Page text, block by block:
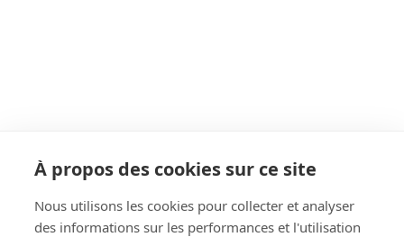
À propos des cookies sur ce site
Nous utilisons les cookies pour collecter et analyser
des informations sur les performances et l'utilisation